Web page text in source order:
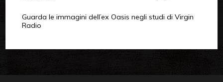
Guarda le immagini dell’ex Oasis negli studi di Virgin
Radio